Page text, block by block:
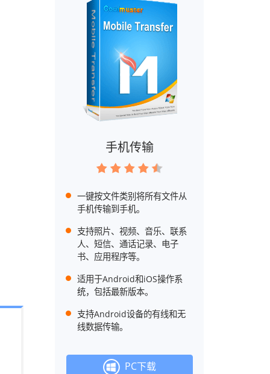
手机传输
一键按文件类别将所有文件从
手机传输到手机。
支持照片、视频、音乐、联系
人、短信、通话记录、电子
书、应用程序等。
适用于Android和iOS操作系
统，包括最新版本。
支持Android设备的有线和无
线数据传输。
PC下载